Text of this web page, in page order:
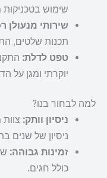
שימוש
שירותי מנעולן
תכנות שלטים,
טפט לדלת:
יוקרתי ומגן על
למה לבחור בנו?
ניסיון וותק:
ניסיון של שנים
זמינות גבוהה:
כולל חגים.